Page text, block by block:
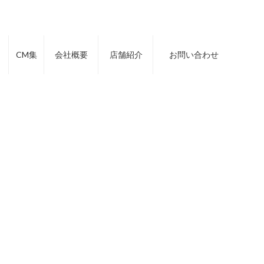
CM集 会社概要 店舗紹介 お問い合わせ